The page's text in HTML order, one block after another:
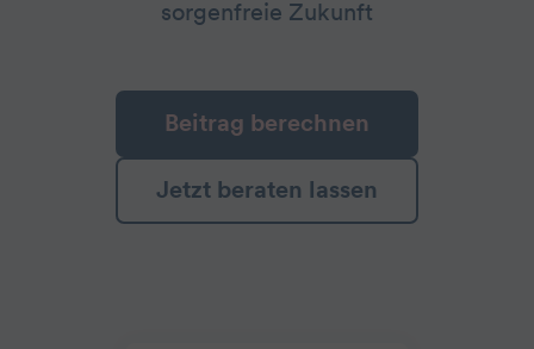
sorgenfreie Zukunft
Beitrag berechnen
Jetzt beraten lassen